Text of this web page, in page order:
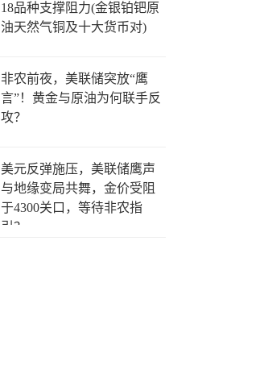
18品种支撑阻力(金银铂钯原
油天然气铜及十大货币对)
非农前夜，美联储突放“鹰
言”！黄金与原油为何联手反
攻？
美元反弹施压，美联储鹰声
与地缘变局共舞，金价受阻
于4300关口，等待非农指
引？